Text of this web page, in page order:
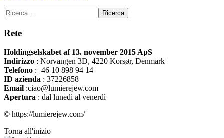
Ricerca
Rete
Holdingselskabet af 13. november 2015 ApS
Indirizzo : Norvangen 3D, 4220 Korsør, Denmark
Telefono :+46 10 898 94 14
ID azienda : 37226858
Email :ciao@lumierejew.com
Apertura : dal lunedì al venerdì
© https://lumierejew.com/
Torna all'inizio